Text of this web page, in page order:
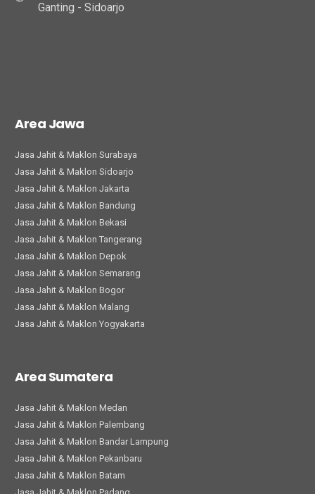
Ganting - Sidoarjo
Area Jawa
Jasa Jahit & Maklon Surabaya
Jasa Jahit & Maklon Sidoarjo
Jasa Jahit & Maklon Jakarta
Jasa Jahit & Maklon Bandung
Jasa Jahit & Maklon Bekasi
Jasa Jahit & Maklon Tangerang
Jasa Jahit & Maklon Depok
Jasa Jahit & Maklon Semarang
Jasa Jahit & Maklon Bogor
Jasa Jahit & Maklon Malang
Jasa Jahit & Maklon Yogyakarta
Area Sumatera
Jasa Jahit & Maklon Medan
Jasa Jahit & Maklon Palembang
Jasa Jahit & Maklon Bandar Lampung
Jasa Jahit & Maklon Pekanbaru
Jasa Jahit & Maklon Batam